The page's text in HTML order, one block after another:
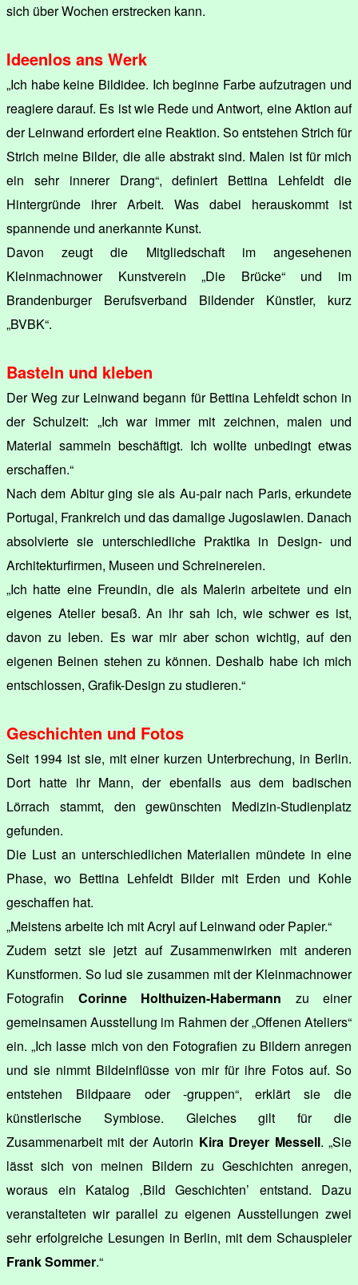
sich über Wochen erstrecken kann.
Ideenlos ans Werk
„Ich habe keine Bildidee. Ich beginne Farbe aufzutragen und
reagiere darauf. Es ist wie Rede und Antwort, eine Aktion auf
der Leinwand erfordert eine Reaktion. So entstehen Strich für
Strich meine Bilder, die alle abstrakt sind. Malen ist für mich
ein sehr innerer Drang“, definiert Bettina Lehfeldt die
Hintergründe ihrer Arbeit. Was dabei herauskommt ist
spannende und anerkannte Kunst.
Davon zeugt die Mitgliedschaft im angesehenen
Kleinmachnower Kunstverein „Die Brücke“ und im
Brandenburger Berufsverband Bildender Künstler, kurz
„BVBK“.
Basteln und kleben
Der Weg zur Leinwand begann für Bettina Lehfeldt schon in
der Schulzeit: „Ich war immer mit zeichnen, malen und
Material sammeln beschäftigt. Ich wollte unbedingt etwas
erschaffen.“
Nach dem Abitur ging sie als Au-pair nach Paris, erkundete
Portugal, Frankreich und das damalige Jugoslawien. Danach
absolvierte sie unterschiedliche Praktika in Design- und
Architekturfirmen, Museen und Schreinereien.
„Ich hatte eine Freundin, die als Malerin arbeitete und ein
eigenes Atelier besaß. An ihr sah ich, wie schwer es ist,
davon zu leben. Es war mir aber schon wichtig, auf den
eigenen Beinen stehen zu können. Deshalb habe ich mich
entschlossen, Grafik-Design zu studieren.“
Geschichten und Fotos
Seit 1994 ist sie, mit einer kurzen Unterbrechung, in Berlin.
Dort hatte ihr Mann, der ebenfalls aus dem badischen
Lörrach stammt, den gewünschten Medizin-Studienplatz
gefunden.
Die Lust an unterschiedlichen Materialien mündete in eine
Phase, wo Bettina Lehfeldt Bilder mit Erden und Kohle
geschaffen hat.
„Meistens arbeite ich mit Acryl auf Leinwand oder Papier.“
Zudem setzt sie jetzt auf Zusammenwirken mit anderen
Kunstformen. So lud sie zusammen mit der Kleinmachnower
Fotografin Corinne Holthuizen-Habermann zu einer
gemeinsamen Ausstellung im Rahmen der „Offenen Ateliers“
ein. „Ich lasse mich von den Fotografien zu Bildern anregen
und sie nimmt Bildeinflüsse von mir für ihre Fotos auf. So
entstehen Bildpaare oder -gruppen“, erklärt sie die
künstlerische Symbiose. Gleiches gilt für die
Zusammenarbeit mit der Autorin Kira Dreyer Messell. „Sie
lässt sich von meinen Bildern zu Geschichten anregen,
woraus ein Katalog ‚Bild Geschichten’ entstand. Dazu
veranstalteten wir parallel zu eigenen Ausstellungen zwei
sehr erfolgreiche Lesungen in Berlin, mit dem Schauspieler
Frank Sommer.“